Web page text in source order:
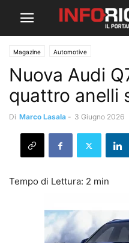
Magazine Automotive
Nuova Audi
quattro anelli
Di Marco Lasala - 3 Giugno 2026